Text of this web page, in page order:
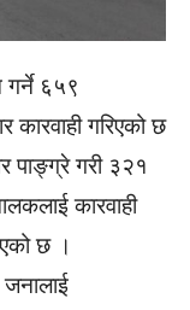
६५९
कारवाही गरिएको छ
पाङ्ग्रे गरी ३२१
कारवाही
छ ।